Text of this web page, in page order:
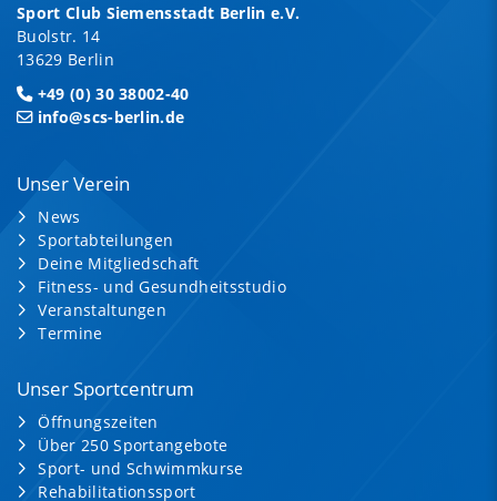
Sport Club Siemensstadt Berlin e.V.
Buolstr. 14
13629 Berlin
+49 (0) 30 38002-40
info@scs-berlin.de
Unser Verein
News
Sportabteilungen
Deine Mitgliedschaft
Fitness- und Gesundheitsstudio
Veranstaltungen
Termine
Unser Sportcentrum
Öffnungszeiten
Über 250 Sportangebote
Sport- und Schwimmkurse
Rehabilitationssport